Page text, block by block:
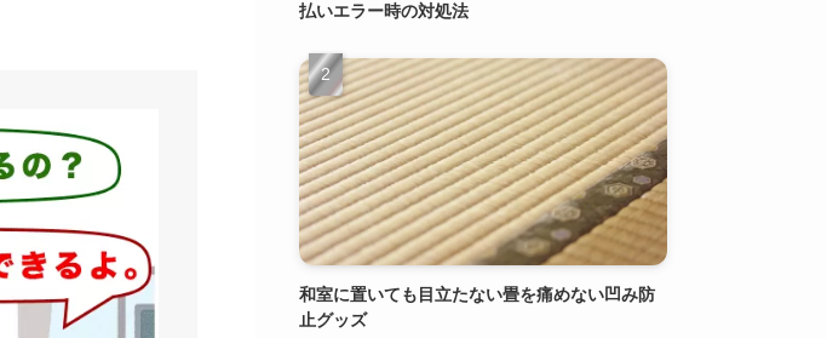
払いエラー時の対処法
和室に置いても目立たない畳を痛めない凹み防
止グッズ